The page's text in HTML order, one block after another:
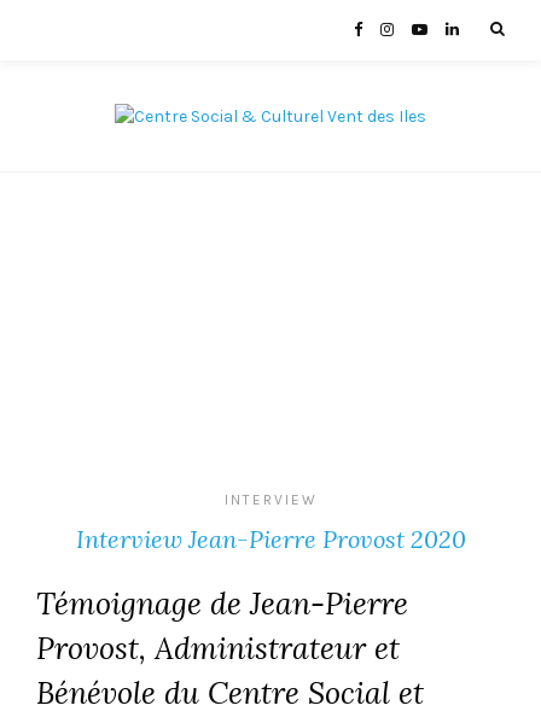
INTERVIEW
Interview Jean-Pierre Provost 2020
Témoignage de Jean-Pierre
Provost, Administrateur et
Bénévole du Centre Social et